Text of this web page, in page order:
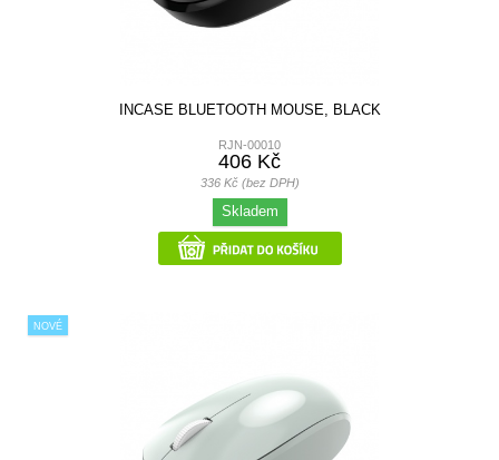
INCASE BLUETOOTH MOUSE, BLACK
RJN-00010
406 Kč
336 Kč (bez DPH)
Skladem
NOVÉ